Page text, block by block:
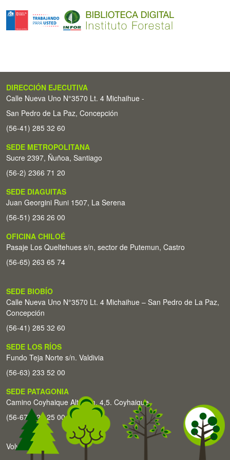
DIRECCIÓN EJECUTIVA
Calle Nueva Uno N°3570 Lt. 4 Michaihue -
San Pedro de La Paz, Concepción
(56-41) 285 32 60
SEDE METROPOLITANA
Sucre 2397, Ñuñoa, Santiago
(56-2) 2366 71 20
SEDE DIAGUITAS
Juan Georgini Runi 1507, La Serena
(56-51) 236 26 00
OFICINA CHILOÉ
Pasaje Los Queltehues s/n, sector de Putemun, Castro
(56-65) 263 65 74
SEDE BIOBÍO
Calle Nueva Uno N°3570 Lt. 4 Michaihue – San Pedro de La Paz,
Concepción
(56-41) 285 32 60
SEDE LOS RÍOS
Fundo Teja Norte s/n. Valdivia
(56-63) 233 52 00
SEDE PATAGONIA
Camino Coyhaique Alto Km. 4,5. Coyhaique
(56-67) 226 25 00
Volver arriba